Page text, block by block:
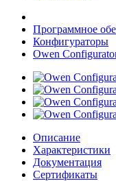
Программное
Конфигураторы
Owen
Описание
Характеристики
Документация
Сертификаты